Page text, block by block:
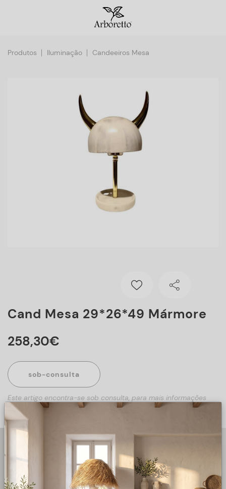
Produtos Iluminação Candeeiros Mesa
Cand Mesa 29*26*49 Mármore
258,30€
sob-consulta
Este artigo encontra-se sob consulta, para mais informações
sobre o artigo, preencha o formulário abaixo.